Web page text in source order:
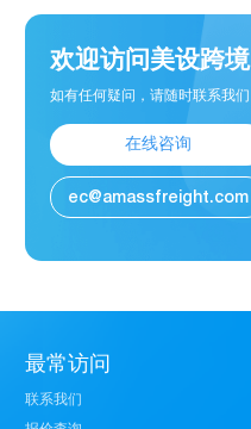
欢迎访问美设跨境
如有任何疑问，请随时联系我们
在线咨询
ec@amassfreight.com
最常访问
联系我们